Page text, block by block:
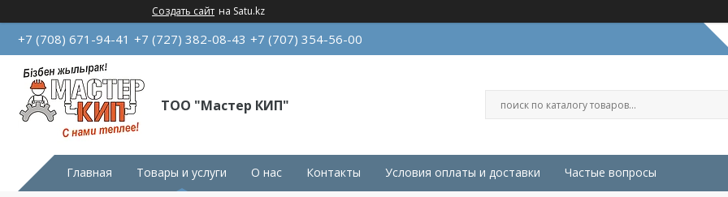
Создать сайт на Satu.kz
+7 (708) 671-94-41 +7 (727) 382-08-43 +7 (707) 354-56-00
ТОО "Мастер КИП"
Главная Товары и услуги О нас Контакты Условия оплаты и доставки Частые вопросы